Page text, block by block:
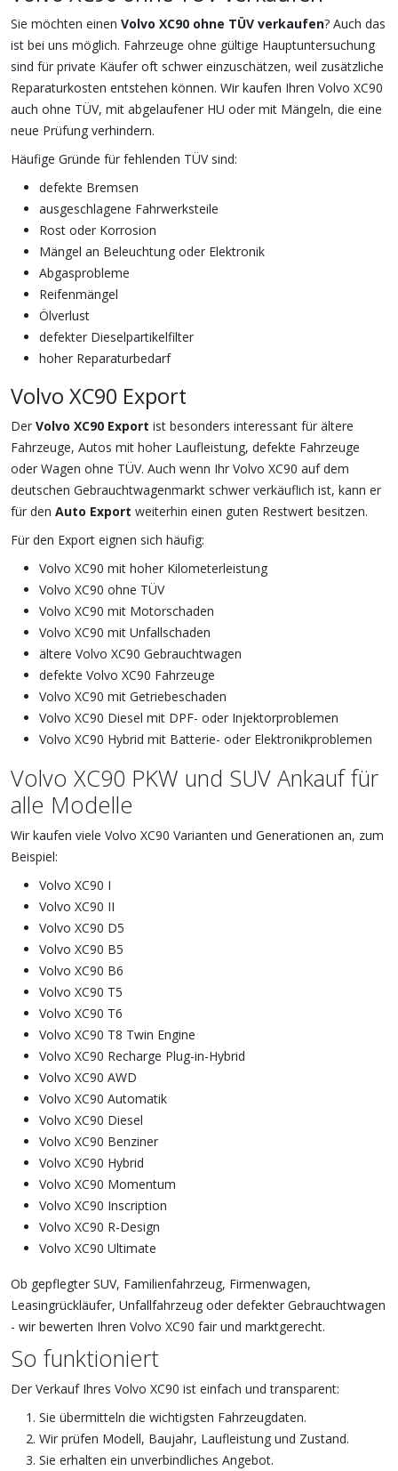
Sie möchten einen Volvo XC90 ohne TÜV verkaufen? Auch das
ist bei uns möglich. Fahrzeuge ohne gültige Hauptuntersuchung
sind für private Käufer oft schwer einzuschätzen, weil zusätzliche
Reparaturkosten entstehen können. Wir kaufen Ihren Volvo XC90
auch ohne TÜV, mit abgelaufener HU oder mit Mängeln, die eine
neue Prüfung verhindern.
Häufige Gründe für fehlenden TÜV sind:
defekte Bremsen
ausgeschlagene Fahrwerksteile
Rost oder Korrosion
Mängel an Beleuchtung oder Elektronik
Abgasprobleme
Reifenmängel
Ölverlust
defekter Dieselpartikelfilter
hoher Reparaturbedarf
Volvo XC90 Export
Der Volvo XC90 Export ist besonders interessant für ältere
Fahrzeuge, Autos mit hoher Laufleistung, defekte Fahrzeuge
oder Wagen ohne TÜV. Auch wenn Ihr Volvo XC90 auf dem
deutschen Gebrauchtwagenmarkt schwer verkäuflich ist, kann er
für den Auto Export weiterhin einen guten Restwert besitzen.
Für den Export eignen sich häufig:
Volvo XC90 mit hoher Kilometerleistung
Volvo XC90 ohne TÜV
Volvo XC90 mit Motorschaden
Volvo XC90 mit Unfallschaden
ältere Volvo XC90 Gebrauchtwagen
defekte Volvo XC90 Fahrzeuge
Volvo XC90 mit Getriebeschaden
Volvo XC90 Diesel mit DPF- oder Injektorproblemen
Volvo XC90 Hybrid mit Batterie- oder Elektronikproblemen
Volvo XC90 PKW und SUV Ankauf für
alle Modelle
Wir kaufen viele Volvo XC90 Varianten und Generationen an, zum
Beispiel:
Volvo XC90 I
Volvo XC90 II
Volvo XC90 D5
Volvo XC90 B5
Volvo XC90 B6
Volvo XC90 T5
Volvo XC90 T6
Volvo XC90 T8 Twin Engine
Volvo XC90 Recharge Plug-in-Hybrid
Volvo XC90 AWD
Volvo XC90 Automatik
Volvo XC90 Diesel
Volvo XC90 Benziner
Volvo XC90 Hybrid
Volvo XC90 Momentum
Volvo XC90 Inscription
Volvo XC90 R-Design
Volvo XC90 Ultimate
Ob gepflegter SUV, Familienfahrzeug, Firmenwagen,
Leasingrückläufer, Unfallfahrzeug oder defekter Gebrauchtwagen
- wir bewerten Ihren Volvo XC90 fair und marktgerecht.
So funktioniert
Der Verkauf Ihres Volvo XC90 ist einfach und transparent:
Sie übermitteln die wichtigsten Fahrzeugdaten.
Wir prüfen Modell, Baujahr, Laufleistung und Zustand.
Sie erhalten ein unverbindliches Angebot.